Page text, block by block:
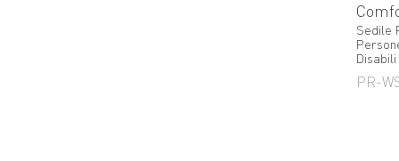
Sedile
Disabili
PR-